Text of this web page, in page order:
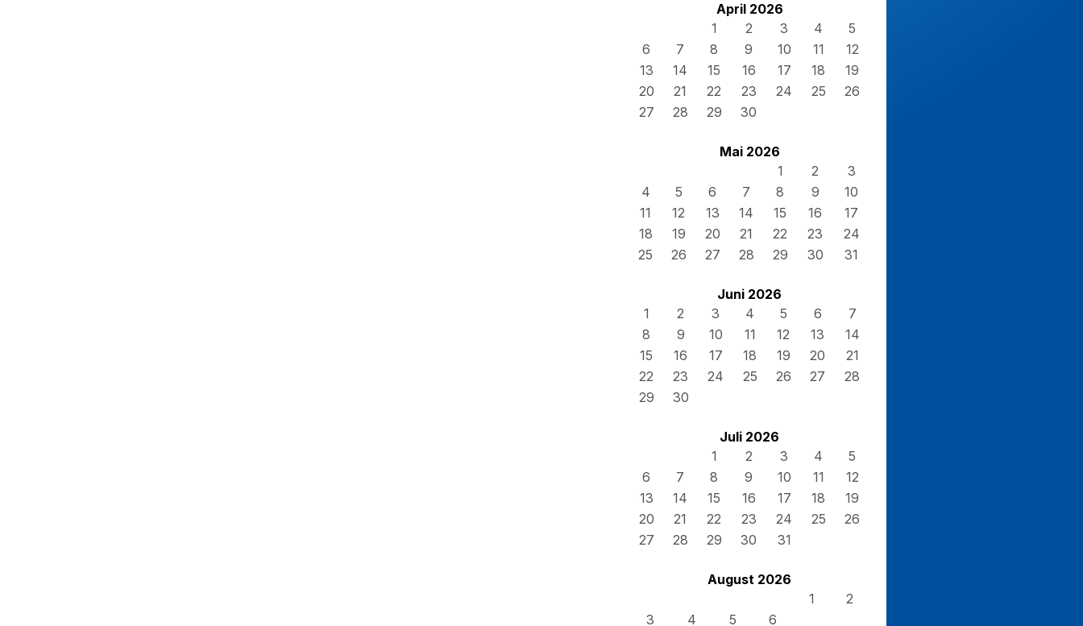
April 2026
1
2 3 4
5
6
7 8 9 10 11
12
13
14 15 16 17 18
19
20
21 22 23 24 25
26
27
28 29 30
Mai 2026
1
2
3
4
5 6 7 8 9
10
11
12 13 14 15 16
17
18
19 20 21 22 23
24
25
26 27 28 29 30 31
Juni 2026
1
2 3 4 5 6
7
8
9 10 11 12 13
14
15
16 17 18 19 20
21
22
23 24 25 26 27
28
29
30
Juli 2026
1
2 3 4
5
6
7 8 9 10 11
12
13
14 15 16 17 18
19
20
21 22 23 24 25
26
27
28 29 30 31
August 2026
1
2
3
4 5 6